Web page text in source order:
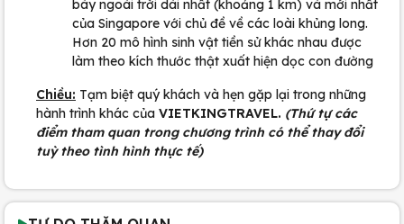
bày ngoài trời dài nhất (khoảng 1 km) và mới nhất
của Singapore với chủ đề về các loài khủng long.
Hơn 20 mô hình sinh vật tiền sử khác nhau được
làm theo kích thước thật xuất hiện dọc con đường
Chiều: Tạm biệt quý khách và hẹn gặp lại trong những
hành trình khác của VIETKINGTRAVEL. (Thứ tự các
điểm tham quan trong chương trình có thể thay đổi
tuỳ theo tình hình thực tế)